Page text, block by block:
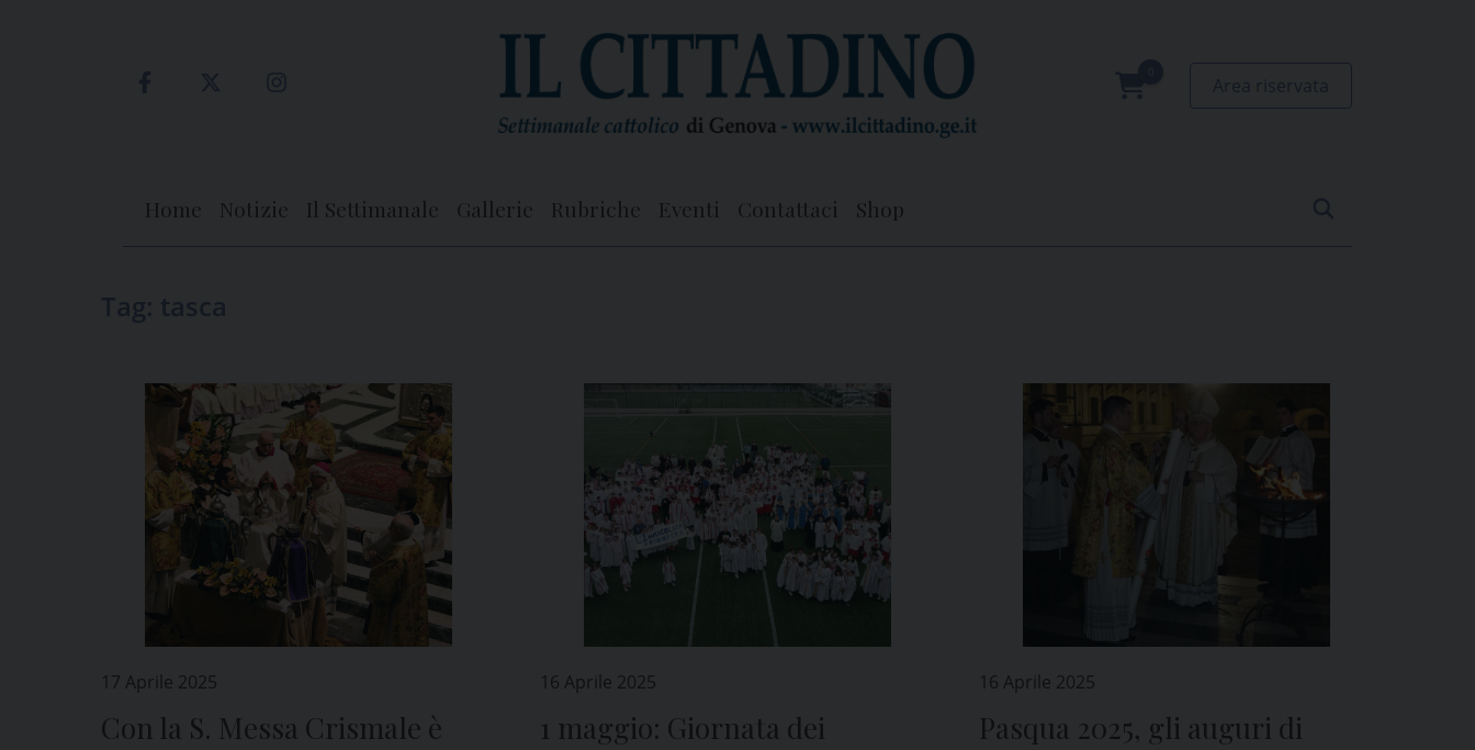
Home Notizie Il Settimanale Gallerie Rubriche Eventi Contattaci Shop
17 Aprile 2025
Con la S. Messa Crismale è
16 Aprile 2025
1 maggio: Giornata dei
16 Aprile 2025
Pasqua 2025, gli auguri di